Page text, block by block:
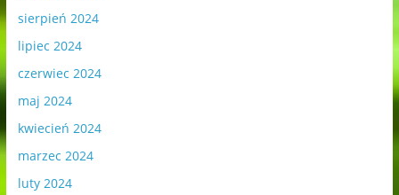
sierpień 2024
lipiec 2024
czerwiec 2024
maj 2024
kwiecień 2024
marzec 2024
luty 2024